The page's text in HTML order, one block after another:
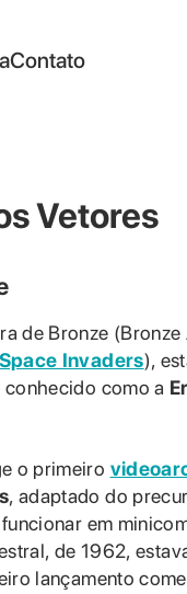
Contato
Vetores
de Bronze
Space Invaders),
conhecido como a
o primeiro
, adaptado do
em
de 1962,
lançamento